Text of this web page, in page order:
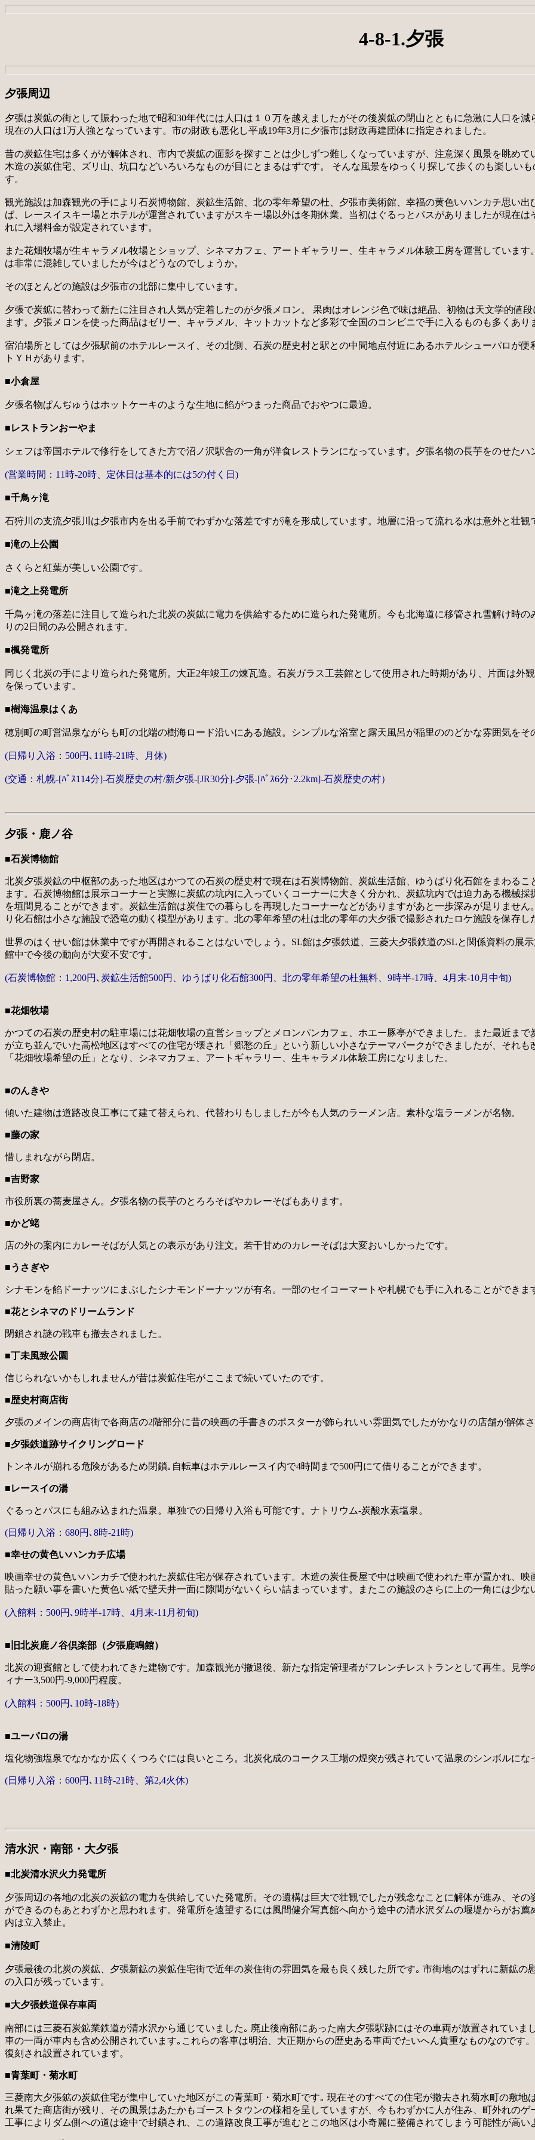
4-8-1.夕張
夕張周辺
夕張は炭鉱の街として賑わった地で昭和30年代には人口は１０万を越えましたがその後炭鉱の閉山とともに急激に人口を減
現在の人口は1万人強となっています。市の財政も悪化し平成19年3月に夕張市は財政再建団体に指定されました。
昔の炭鉱住宅は多くがが解体され、市内で炭鉱の面影を探すことは少しずつ難しくなっていますが、注意深く風景を眺めて
木造の炭鉱住宅、ズリ山、坑口などいろいろなものが目にとまるはずです。 そんな風景をゆっくり探して歩くのも楽しいも
す。
観光施設は加森観光の手により石炭博物館、炭鉱生活館、北の零年希望の杜、夕張市美術館、幸福の黄色いハンカチ思い出
ば、レースイスキー場とホテルが運営されていますがスキー場以外は冬期休業。当初はぐるっとパスがありましたが現在は
れに入場料金が設定されています。
また花畑牧場が生キャラメル牧場とショップ、シネマカフェ、アートギャラリー、生キャラメル体験工房を運営しています
は非常に混雑していましたが今はどうなのでしょうか。
そのほとんどの施設は夕張市の北部に集中しています。
夕張で炭鉱に替わって新たに注目され人気が定着したのが夕張メロン。 果肉はオレンジ色で味は絶品、初物は天文学的値段
ます。夕張メロンを使った商品はゼリー、キャラメル、キットカットなど多彩で全国のコンビニで手に入るものも多くあり
宿泊場所としては夕張駅前のホテルレースイ、その北側、石炭の歴史村と駅との中間地点付近にあるホテルシューパロが
トＹＨがあります。
■小倉屋
夕張名物ぱんぢゅうはホットケーキのような生地に餡がつまった商品でおやつに最適。
■レストランおーやま
シェフは帝国ホテルで修行をしてきた方で沼ノ沢駅舎の一角が洋食レストランになっています。夕張名物の長芋をのせた
(営業時間：11時-20時、定休日は基本的には5の付く日)
■千鳥ヶ滝
石狩川の支流夕張川は夕張市内を出る手前でわずかな落差ですが滝を形成しています。地層に沿って流れる水は意外と壮観
■滝の上公園
さくらと紅葉が美しい公園です。
■滝之上発電所
千鳥ヶ滝の落差に注目して造られた北炭の炭鉱に電力を供給するために造られた発電所。今も北海道に移管され雪解け時
りの2日間のみ公開されます。
■楓発電所
同じく北炭の手により造られた発電所。大正2年竣工の煉瓦造。石炭ガラス工芸館として使用された時期があり、片面は外
を保っています。
■樹海温泉はくあ
穂別町の町営温泉ながらも町の北端の樹海ロード沿いにある施設。シンプルな浴室と露天風呂が稲里ののどかな雰囲気を
(日帰り入浴：500円､11時-21時、月休)
(交通：札幌-[ﾊﾞｽ114分]-石炭歴史の村/新夕張-[JR30分]-夕張-[ﾊﾞｽ6分･2.2km]-石炭歴史の村）
夕張・鹿ノ谷
■石炭博物館
北炭夕張炭鉱の中枢部のあった地区はかつての石炭の歴史村で現在は石炭博物館、炭鉱生活館、ゆうばり化石館をまわるこ
ます。石炭博物館は展示コーナーと実際に炭鉱の坑内に入っていくコーナーに大きく分かれ、炭鉱坑内では迫力ある機械採
を垣間見ることができます。炭鉱生活館は炭住での暮らしを再現したコーナーなどがありますがあと一歩深みが足りません
り化石館は小さな施設で恐竜の動く模型があります。北の零年希望の杜は北の零年の大夕張で撮影されたロケ施設を保存し
世界のはくせい館は休業中ですが再開されることはないでしょう。SL館は夕張鉄道、三菱大夕張鉄道のSLと関係資料の展
館中で今後の動向が大変不安です。
(石炭博物館：1,200円､炭鉱生活館500円、ゆうばり化石館300円、北の零年希望の杜無料、9時半-17時、4月末-10月中旬)
■花畑牧場
かつての石炭の歴史村の駐車場には花畑牧場の直営ショップとメロンパンカフェ、ホエー豚亭ができました。また最近まで
が立ち並んでいた高松地区はすべての住宅が壊され「郷愁の丘」という新しい小さなテーマパークができましたが、それも
「花畑牧場希望の丘」となり、シネマカフェ、アートギャラリー、生キャラメル体験工房になりました。
■のんきや
傾いた建物は道路改良工事にて建て替えられ、代替わりもしましたが今も人気のラーメン店。素朴な塩ラーメンが名物。
■藤の家
惜しまれながら閉店。
■吉野家
市役所裏の蕎麦屋さん。夕張名物の長芋のとろろそばやカレーそばもあります。
■かど蛯
店の外の案内にカレーそばが人気との表示があり注文。若干甘めのカレーそばは大変おいしかったです。
■うさぎや
シナモンを餡ドーナッツにまぶしたシナモンドーナッツが有名。一部のセイコーマートや札幌でも手に入れることができま
■花とシネマのドリームランド
閉鎖され謎の戦車も撤去されました。
■丁未風致公園
信じられないかもしれませんが昔は炭鉱住宅がここまで続いていたのです。
■歴史村商店街
夕張のメインの商店街で各商店の2階部分に昔の映画の手書きのポスターが飾られいい雰囲気でしたがかなりの店舗が解体
■夕張鉄道跡サイクリングロード
トンネルが崩れる危険があるため閉鎖｡自転車はホテルレースイ内で4時間まで500円にて借りることができます。
■レースイの湯
ぐるっとパスにも組み込まれた温泉。単独での日帰り入浴も可能です。ナトリウム-炭酸水素塩泉。
(日帰り入浴：680円､8時-21時)
■幸せの黄色いハンカチ広場
映画幸せの黄色いハンカチで使われた炭鉱住宅が保存されています。木造の炭住長屋で中は映画で使われた車が置かれ、
貼った願い事を書いた黄色い紙で壁天井一面に隙間がないくらい詰まっています。またこの施設のさらに上の一角には少
(入館料：500円､9時半-17時、4月末-11月初旬)
■旧北炭鹿ノ谷倶楽部（夕張鹿鳴館）
北炭の迎賓館として使われてきた建物です。加森観光が撤退後、新たな指定管理者がフレンチレストランとして再生。見
ィナー3,500円-9,000円程度。
(入館料：500円､10時-18時)
■ユーパロの湯
塩化物強塩泉でなかなか広くくつろぐには良いところ。北炭化成のコークス工場の煙突が残されていて温泉のシンボルに
(日帰り入浴：600円､11時-21時、第2,4火休)
清水沢・南部・大夕張
■北炭清水沢火力発電所
夕張周辺の各地の北炭の炭鉱の電力を供給していた発電所。その遺構は巨大で壮観でしたが残念なことに解体が進み、その
ができるのもあとわずかと思われます。発電所を遠望するには風間健介写真館へ向かう途中の清水沢ダムの堰堤からがお薦
内は立入禁止。
■清陵町
夕張最後の北炭の炭鉱、夕張新鉱の炭鉱住宅街で近年の炭住街の雰囲気を最も良く残した所です｡ 市街地のはずれに新鉱の
の入口が残っています。
■大夕張鉄道保存車両
南部には三菱石炭鉱業鉄道が清水沢から通じていました｡ 廃止後南部にあった南大夕張駅跡にはその車両が放置されてい
車の一両が車内も含め公開されています｡これらの客車は明治、大正期からの歴史ある車両でたいへん貴重なものなのです
復刻され設置されています。
■青葉町・菊水町
三菱南大夕張鉱の炭鉱住宅が集中していた地区がこの青葉町・菊水町です｡ 現在そのすべての住宅が撤去され菊水町の敷
れ果てた商店街が残り、その風景はあたかもゴーストタウンの様相を呈していますが、今もわずかに人が住み、町外れの
工事によりダム側への道は途中で封鎖され、この道路改良工事が進むとこの地区は小奇麗に整備されてしまう可能性が高い